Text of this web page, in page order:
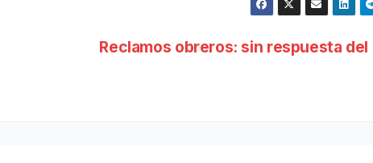
Reclamos obreros: sin respuesta